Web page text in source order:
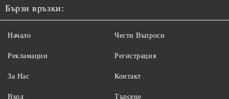
Бързи връзки:
Начало
Рекламации
За Нас
Вход
Чести Въпроси
Регистрация
Контакт
Търсене